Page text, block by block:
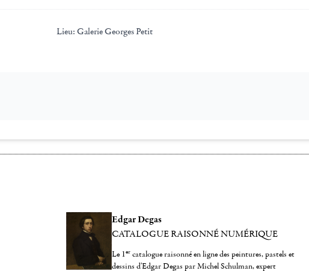
Lieu: Galerie Georges Petit
Edgar Degas
CATALOGUE RAISONNÉ NUMÉRIQUE
Le 1er catalogue raisonné en ligne des peintures, pastels et
dessins d'Edgar Degas par Michel Schulman, expert